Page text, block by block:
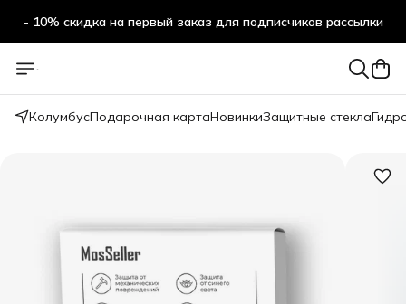
- 10% скидка на первый заказ для подписчиков рассылки
КолумбусПодарочная картаНовинкиЗащитные стекла